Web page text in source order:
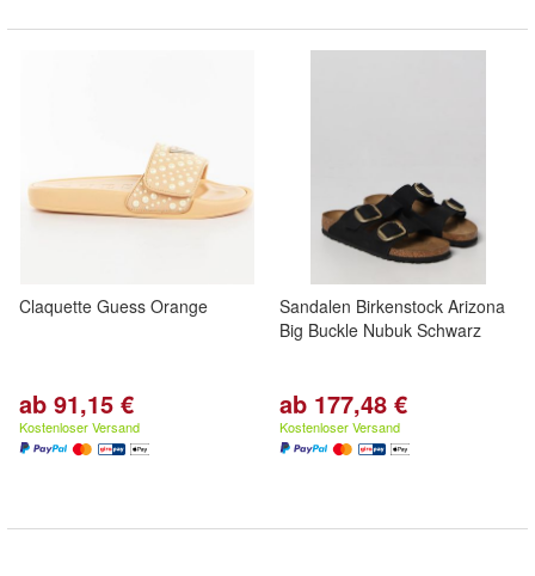
Claquette Guess Orange
ab 91,15 €
Kostenloser Versand
Sandalen Birkenstock Arizona
Big Buckle Nubuk Schwarz
ab 177,48 €
Kostenloser Versand